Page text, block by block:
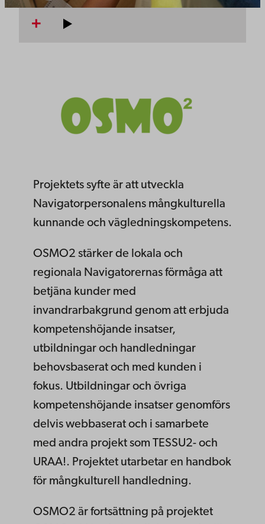
Projektets syfte är att utveckla
Navigatorpersonalens mångkulturella
kunnande och vägledningskompetens.
OSMO2 stärker de lokala och
regionala Navigatorernas förmåga att
betjäna kunder med
invandrarbakgrund genom att erbjuda
kompetenshöjande insatser,
utbildningar och handledningar
behovsbaserat och med kunden i
fokus. Utbildningar och övriga
kompetenshöjande insatser genomförs
delvis webbaserat och i samarbete
med andra projekt som TESSU2- och
URAA!. Projektet utarbetar en handbok
för mångkulturell handledning.
OSMO2 är fortsättning på projektet